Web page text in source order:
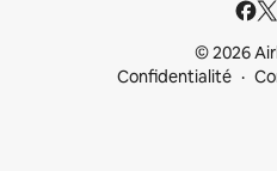
© 2026
Confidentialité